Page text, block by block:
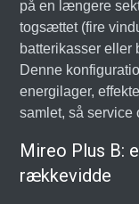
på en længere
togsættet (fire
batterikasser eller
Denne
energilager,
samlet, så service
Mireo Plus B:
rækkevidde